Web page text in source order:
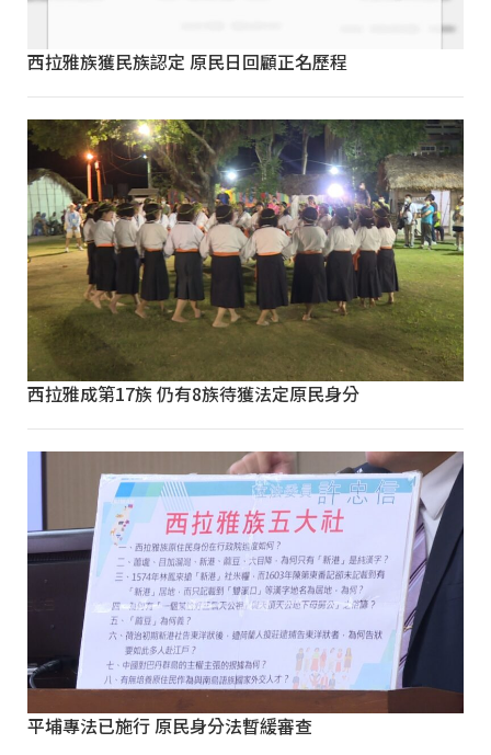
西拉雅族獲民族認定 原民日回顧正名歷程
西拉雅成第17族 仍有8族待獲法定原民身分
平埔專法已施行 原民身分法暫緩審查